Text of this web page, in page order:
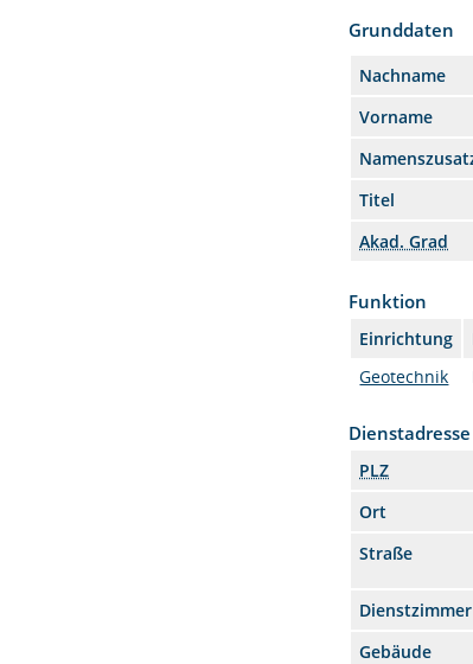
Grunddaten
Nachname
Vorname
Titel
Akad. Grad
Funktion
Einrichtung
Geotechnik
Dienstadresse
PLZ
Ort
Straße
Dienstzimmer
Gebäude